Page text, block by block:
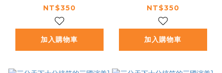
忠／瑜亮之爭／曹操除
馬騰──爆笑中學英雄
智慧
NT$350
加入購物車
火燒赤壁／周瑜大戰曹
仁──爆笑中學英雄智
慧
NT$350
加入購物車